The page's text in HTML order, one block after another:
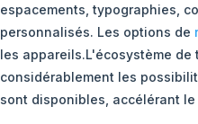
espacements, typographies,
personnalisés. Les options de
les appareils.L'écosystème
considérablement les
sont disponibles, accélérant